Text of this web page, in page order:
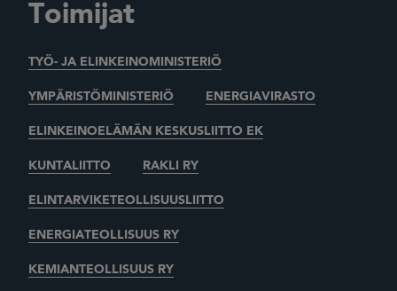
Toimijat
TYÖ- JA ELINKEINOMINISTERIÖ
YMPÄRISTÖMINISTERIÖ ENERGIAVIRASTO
ELINKEINOELÄMÄN KESKUSLIITTO EK
KUNTALIITTO RAKLI RY
ELINTARVIKETEOLLISUUSLIITTO
ENERGIATEOLLISUUS RY
KEMIANTEOLLISUUS RY